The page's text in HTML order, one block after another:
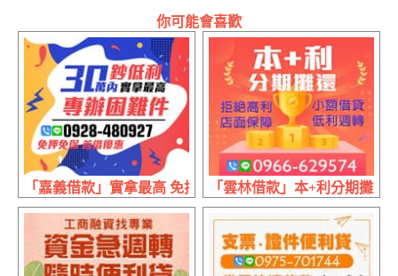
你可能會喜歡
「嘉義借款」實拿最高 免押免保 | 30萬內 首借優惠
「雲林借款」本+利分期攤還